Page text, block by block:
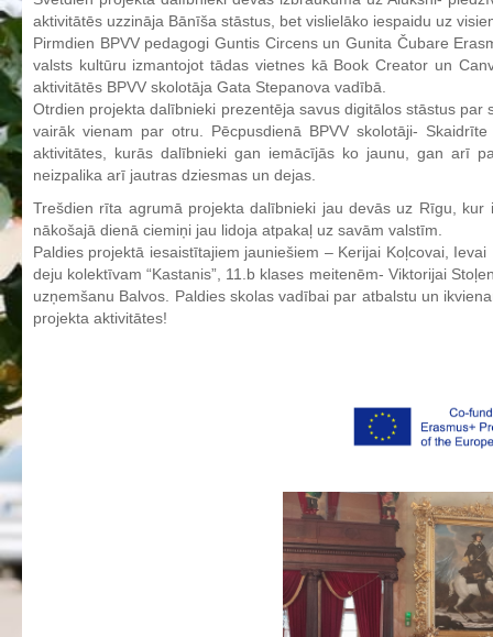
Aktualizētais pašvērtējuma ziņojums 2024
Aktualizētais pašvērtējuma ziņojums 2025
BPVV attīstības un investīciju stratēģijas plāns
Investīciju un attīstības stratēģija
Skolas telpu īres cenrādis
Biedrība
BPVV ciklogramma
Nolikums
Konvents
Šūto izstrādājumu ražošanas tehnoloģija
aktivitātēs uzzināja Bānīša stāstus, bet vislielāko iespaidu uz
Pirmdien BPVV pedagogi Guntis Circens un Gunita Čubare
valsts kultūru izmantojot tādas vietnes kā Book Creator un
aktivitātēs BPVV skolotāja Gata Stepanova vadībā.
Otrdien projekta dalībnieki prezentēja savus digitālos stāstus
vairāk vienam par otru. Pēcpusdienā BPVV skolotāji-
aktivitātes, kurās dalībnieki gan iemācījās ko jaunu, gan arī
neizpalika arī jautras dziesmas un dejas.
Trešdien rīta agrumā projekta dalībnieki jau devās uz Rīgu,
nākošajā dienā ciemiņi jau lidoja atpakaļ uz savām valstīm.
Paldies projektā iesaistītajiem jauniešiem – Kerijai Koļcovai,
deju kolektīvam “Kastanis”, 11.b klases meitenēm- Viktorijai
uzņemšanu Balvos. Paldies skolas vadībai par atbalstu un
projekta aktivitātes!